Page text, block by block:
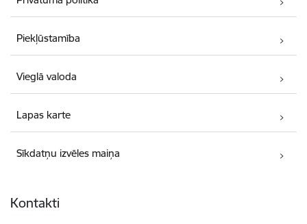
Piekļūstamība
Vieglā valoda
Lapas karte
Sīkdatņu izvēles maiņa
Kontakti